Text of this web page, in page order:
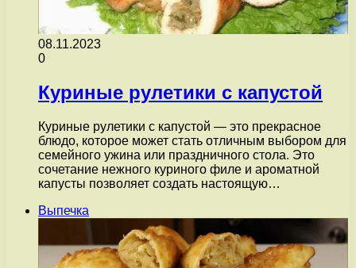
08.11.2023
0
Куриные рулетики с капустой
Куриные рулетики с капустой — это прекрасное
блюдо, которое может стать отличным выбором для
семейного ужина или праздничного стола. Это
сочетание нежного куриного филе и ароматной
капусты позволяет создать настоящую…
Выпечка